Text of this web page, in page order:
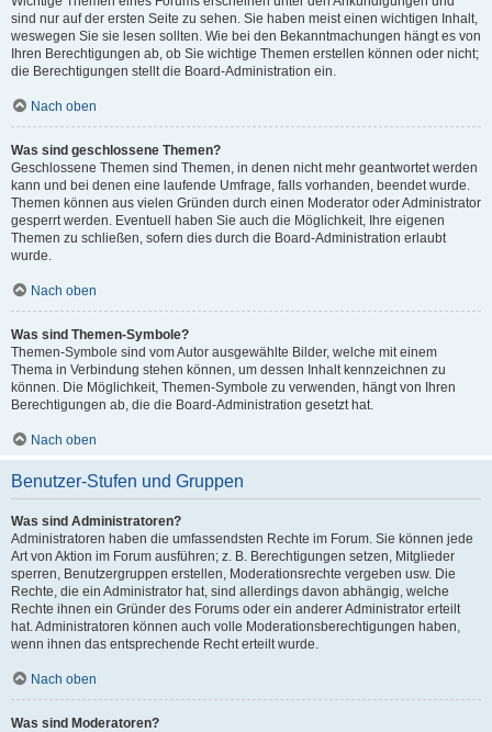
sind nur auf der ersten Seite zu sehen. Sie haben meist einen wichtigen Inhalt,
weswegen Sie sie lesen sollten. Wie bei den Bekanntmachungen hängt es von
Ihren Berechtigungen ab, ob Sie wichtige Themen erstellen können oder nicht;
die Berechtigungen stellt die Board-Administration ein.
Nach oben
Was sind geschlossene Themen?
Geschlossene Themen sind Themen, in denen nicht mehr geantwortet werden
kann und bei denen eine laufende Umfrage, falls vorhanden, beendet wurde.
Themen können aus vielen Gründen durch einen Moderator oder Administrator
gesperrt werden. Eventuell haben Sie auch die Möglichkeit, Ihre eigenen
Themen zu schließen, sofern dies durch die Board-Administration erlaubt
wurde.
Nach oben
Was sind Themen-Symbole?
Themen-Symbole sind vom Autor ausgewählte Bilder, welche mit einem
Thema in Verbindung stehen können, um dessen Inhalt kennzeichnen zu
können. Die Möglichkeit, Themen-Symbole zu verwenden, hängt von Ihren
Berechtigungen ab, die die Board-Administration gesetzt hat.
Nach oben
Benutzer-Stufen und Gruppen
Was sind Administratoren?
Administratoren haben die umfassendsten Rechte im Forum. Sie können jede
Art von Aktion im Forum ausführen; z. B. Berechtigungen setzen, Mitglieder
sperren, Benutzergruppen erstellen, Moderationsrechte vergeben usw. Die
Rechte, die ein Administrator hat, sind allerdings davon abhängig, welche
Rechte ihnen ein Gründer des Forums oder ein anderer Administrator erteilt
hat. Administratoren können auch volle Moderationsberechtigungen haben,
wenn ihnen das entsprechende Recht erteilt wurde.
Nach oben
Was sind Moderatoren?